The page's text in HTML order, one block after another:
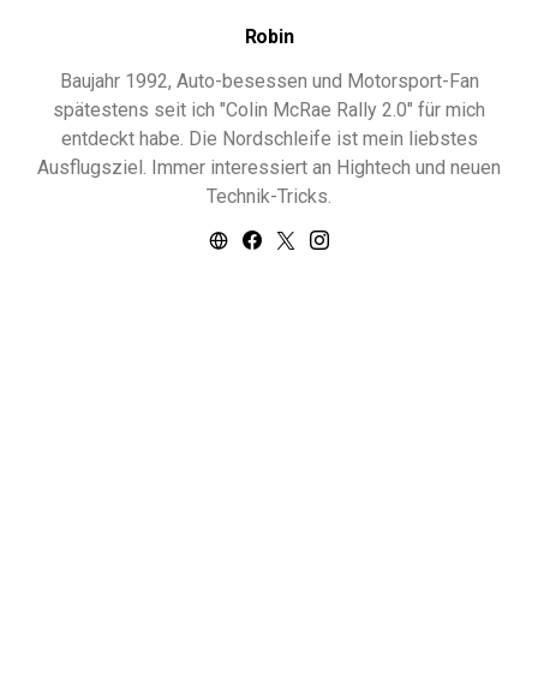
Robin
Baujahr 1992, Auto-besessen und Motorsport-Fan
spätestens seit ich "Colin McRae Rally 2.0" für mich
entdeckt habe. Die Nordschleife ist mein liebstes
Ausflugsziel. Immer interessiert an Hightech und neuen
Technik-Tricks.